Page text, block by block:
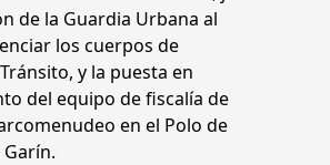
de la Guardia Urbana al
los cuerpos de
y la puesta en
del equipo de fiscalía de
en el Polo de